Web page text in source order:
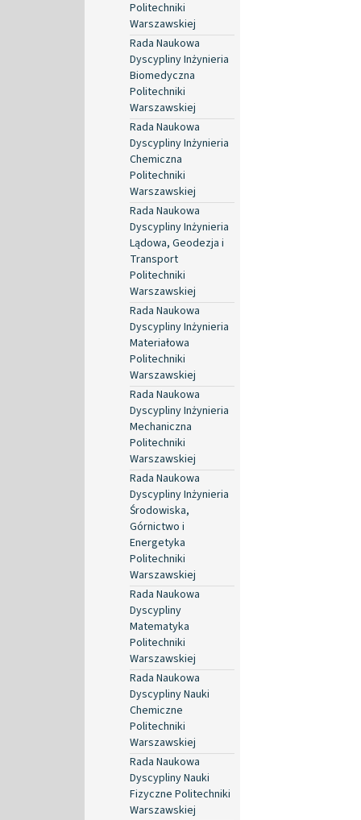
Politechniki
Warszawskiej
Rada Naukowa
Dyscypliny Inżynieria
Biomedyczna
Politechniki
Warszawskiej
Rada Naukowa
Dyscypliny Inżynieria
Chemiczna
Politechniki
Warszawskiej
Rada Naukowa
Dyscypliny Inżynieria
Lądowa, Geodezja i
Transport
Politechniki
Warszawskiej
Rada Naukowa
Dyscypliny Inżynieria
Materiałowa
Politechniki
Warszawskiej
Rada Naukowa
Dyscypliny Inżynieria
Mechaniczna
Politechniki
Warszawskiej
Rada Naukowa
Dyscypliny Inżynieria
Środowiska,
Górnictwo i
Energetyka
Politechniki
Warszawskiej
Rada Naukowa
Dyscypliny
Matematyka
Politechniki
Warszawskiej
Rada Naukowa
Dyscypliny Nauki
Chemiczne
Politechniki
Warszawskiej
Rada Naukowa
Dyscypliny Nauki
Fizyczne Politechniki
Warszawskiej